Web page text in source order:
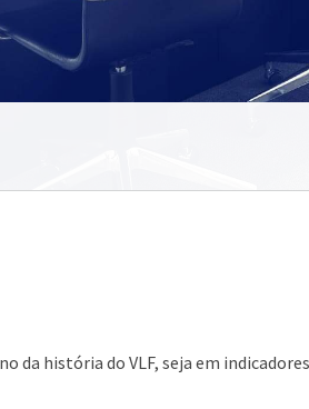
da história do VLF, seja em